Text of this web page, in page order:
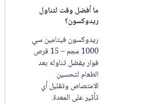
ما أفضل وقت لتناول
ريدوكسون؟
ريدوكسون فيتامين سي
1000 مجم – 15 قرص
فوار يفضل تناوله بعد
الطعام لتحسين
الامتصاص وتقليل أي
تأثير على المعدة.